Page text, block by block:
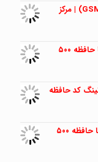
برد کرکره برقی سیمکارتی فول کانال توبلار بتا (GSM) | مرکز
برد کرکره برقی ساید فول کانال هاپینگ کد بتا با حافظه ۵۰۰
کد حافظه
برد کرکره برقی فول کانال توبلار هاپینگ کد بتا با حافظه ۵۰۰